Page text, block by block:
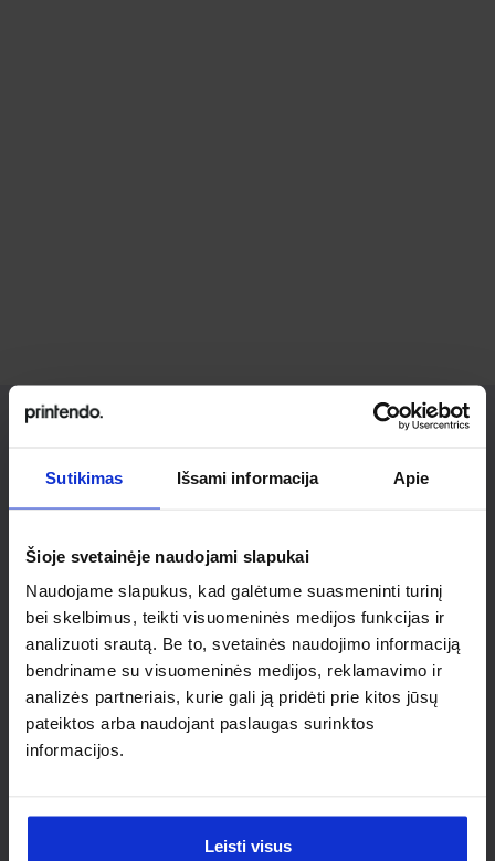
Sutikimas Išsami informacija Apie
Šioje svetainėje naudojami slapukai
Naudojame slapukus, kad galėtume suasmeninti turinį
bei skelbimus, teikti visuomeninės medijos funkcijas ir
analizuoti srautą. Be to, svetainės naudojimo informaciją
bendriname su visuomeninės medijos, reklamavimo ir
analizės partneriais, kurie gali ją pridėti prie kitos jūsų
pateiktos arba naudojant paslaugas surinktos
informacijos.
Leisti visus
Ieškai
individualaus
sprendimo?
Susisiek su mumis dėl
nestandartinio produkto aptarimo.
Susisiekti